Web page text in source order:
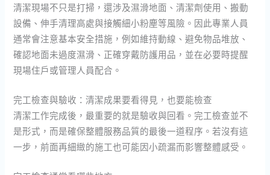
清潔現場不只是打掃，還涉及濕滑地面、清潔劑使用、搬動
設備、伸手清理高處與接觸細小粉塵等風險。因此專業人員
通常會注意基本安全措施，例如維持動線、避免物品堆放、
確認地面未過度濕滑、正確穿戴防護用品，並在必要時提醒
現場住戶或管理人員配合。
完工檢查與驗收：清潔成果要看得見，也要能檢查
清潔工作完成後，最重要的就是驗收與回看。完工檢查並不
是形式，而是確保整體服務品質的最後一道程序。若沒有這
一步，前面再細緻的施工也可能因小疏漏而影響整體感受。